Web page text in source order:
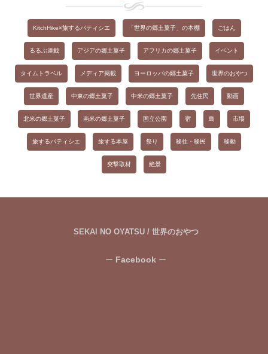
KitchHike×旅するパティシエ 「世界の郷土菓子」の本棚 ごはん
るるぶ連載 アジアの郷土菓子 アフリカの郷土菓子 イベント
タイムトラベル メディア掲載 ヨーロッパの郷土菓子 世界のおやつ
世界遺産 中東の郷土菓子 中米の郷土菓子 先住民 動画
北米の郷土菓子 南米の郷土菓子 国立公園 宿 島 市場
旅するパティシエ 旅する本屋 祭り 移住・移民 移動
突撃取材 絶景
SEKAI NO OYATSU / 世界のおやつ
ー Facebook ー